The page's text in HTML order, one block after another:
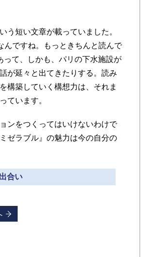
う短い文章が載っていました。
んですね。もっときちんと読んで
て、しかも、パリの下水施設が
が延々と出てきたりする。読み
構築していく構想力は、それま
ています。
ンをつくってはいけないわけで
ゼラブル』の魅力は今の自分の
合い